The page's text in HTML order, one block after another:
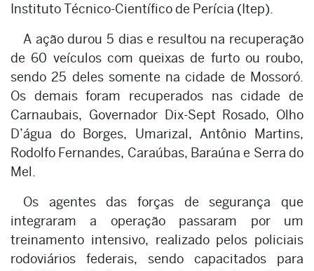
Instituto Técnico-Científico de Perícia (Itep).
A ação durou 5 dias e resultou na recuperação
de 60 veículos com queixas de furto ou roubo,
sendo 25 deles somente na cidade de Mossoró.
Os demais foram recuperados nas cidade de
Carnaubais, Governador Dix-Sept Rosado, Olho
D’água do Borges, Umarizal, Antônio Martins,
Rodolfo Fernandes, Caraúbas, Baraúna e Serra do
Mel.
Os agentes das forças de segurança que
integraram a operação passaram por um
treinamento intensivo, realizado pelos policiais
rodoviários federais, sendo capacitados para